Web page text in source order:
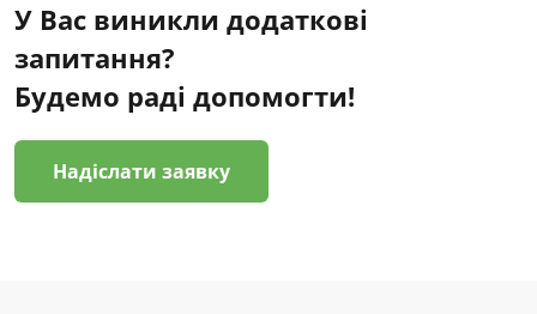
У Вас виникли додаткові
запитання?
Будемо раді допомогти!
Надіслати заявку